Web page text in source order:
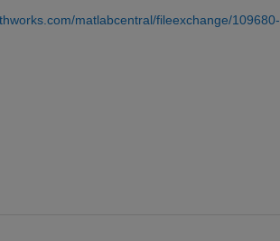
matlabcentral/fileexchange/109680-